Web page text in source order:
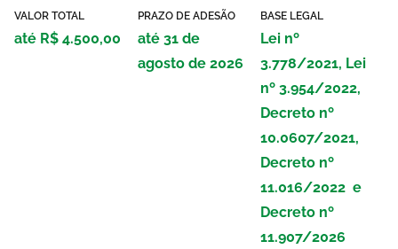
VALOR TOTAL
até R$ 4.500,00
PRAZO DE ADESÃO
até 31 de
agosto de 2026
BASE LEGAL
Lei nº
3.778/2021, Lei
nº 3.954/2022,
Decreto nº
10.0607/2021,
Decreto nº
11.016/2022 e
Decreto nº
11.907/2026